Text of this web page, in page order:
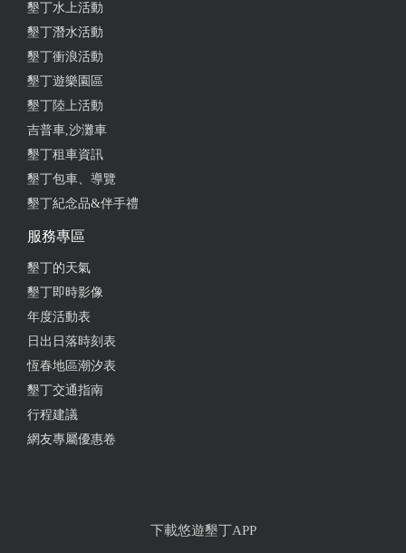
墾丁水上活動
墾丁潛水活動
墾丁衝浪活動
墾丁遊樂園區
墾丁陸上活動
吉普車,沙灘車
墾丁租車資訊
墾丁包車、導覽
墾丁紀念品&伴手禮
服務專區
墾丁的天氣
墾丁即時影像
年度活動表
日出日落時刻表
恆春地區潮汐表
墾丁交通指南
行程建議
網友專屬優惠卷
下載悠遊墾丁APP